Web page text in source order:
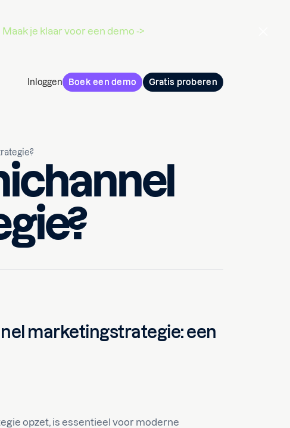
Maak je klaar voor een demo ->
Inloggen Boek een demo Gratis proberen
marketingstrategie: een
opzet, is essentieel voor moderne